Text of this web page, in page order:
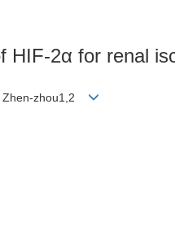
2α for renal
Zhen-zhou1,2